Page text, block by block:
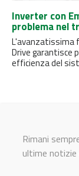
Inverter con
problema nel
L'avanzatissima
Drive
efficienza del
Rimani
ultime notizie